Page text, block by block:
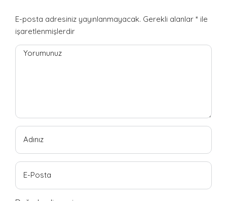
E-posta adresiniz yayınlanmayacak. Gerekli alanlar * ile
işaretlenmişlerdir
Yorumunuz
Adınız
E-Posta